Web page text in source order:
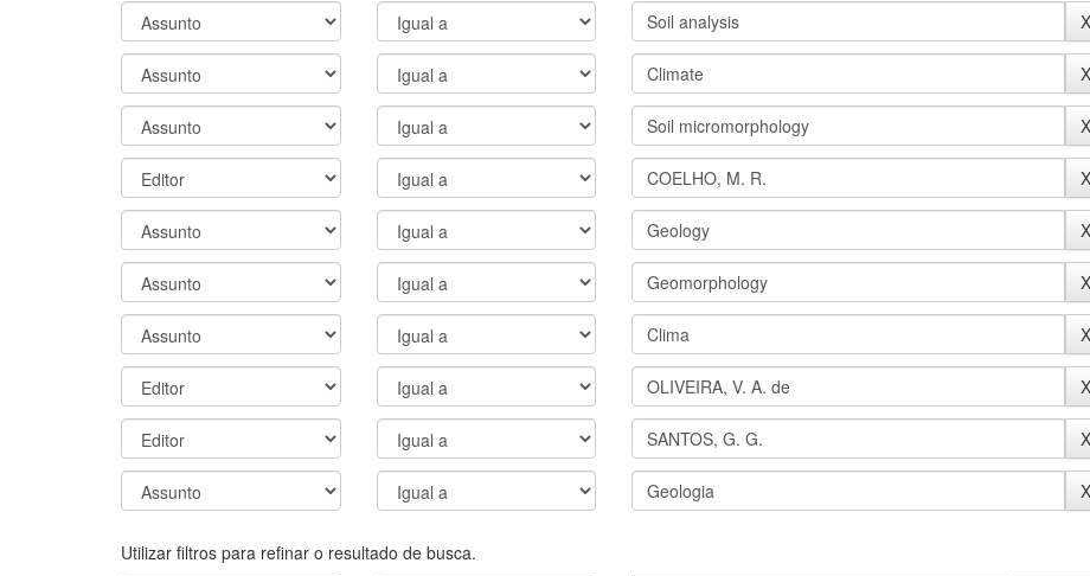
Utilizar filtros para refinar o resultado de busca.